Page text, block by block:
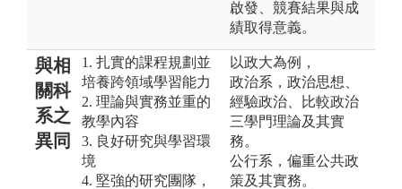
啟發、競賽結果與成
績取得意義。
與相
關科
系之
異同
1. 扎實的課程規劃並
培養跨領域學習能力
2. 理論與實務並重的
教學內容
3. 良好研究與學習環
境
4. 堅強的研究團隊，
以政大為例，
政治系，政治思想、
經驗政治、比較政治
三學門理論及其實
務。
公行系，偏重公共政
策及其實務。